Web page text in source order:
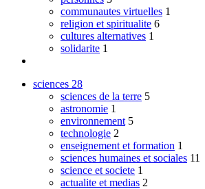
communautes virtuelles 1
religion et spiritualite 6
cultures alternatives 1
solidarite 1
sciences 28
sciences de la terre 5
astronomie 1
environnement 5
technologie 2
enseignement et formation 1
sciences humaines et sociales 11
science et societe 1
actualite et medias 2